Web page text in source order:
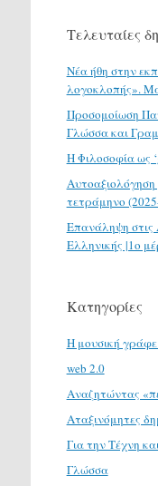
Τελευταίες
Νέα ήθη στην
λογοκλοπής».
Προσομοίωση
Γλώσσα και
H Φιλοσοφία ως
τετράμηνο
Επανάληψη στις
Ελληνικής |1ο
Κατηγορίες
H μουσική
web 2.0
Αναζητώντας
Αταξινόμητες
Για την Τέχνη
Γλώσσα